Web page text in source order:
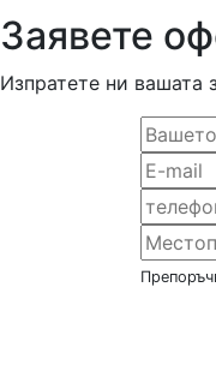
Заявете
Изпратете ни